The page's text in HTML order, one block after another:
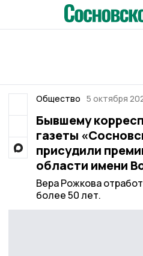
Общество 5 октября
Бывшему
газеты
присудили
области имени
Вера Рожкова
более 50 лет.